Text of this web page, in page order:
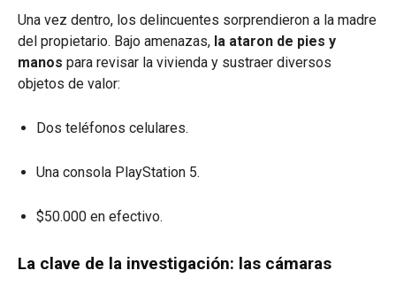
Una vez dentro, los delincuentes sorprendieron a la madre
del propietario. Bajo amenazas, la ataron de pies y
manos para revisar la vivienda y sustraer diversos
objetos de valor:
Dos teléfonos celulares.
Una consola PlayStation 5.
$50.000 en efectivo.
La clave de la investigación: las cámaras